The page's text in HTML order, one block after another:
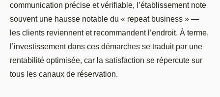
communication précise et vérifiable, l’établissement note
souvent une hausse notable du « repeat business » —
les clients reviennent et recommandent l’endroit. À terme,
l’investissement dans ces démarches se traduit par une
rentabilité optimisée, car la satisfaction se répercute sur
tous les canaux de réservation.